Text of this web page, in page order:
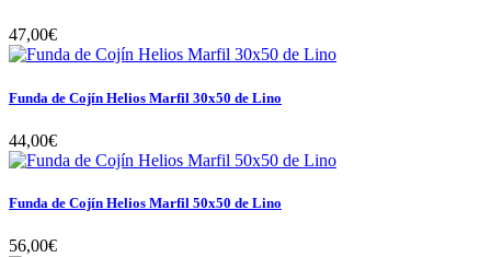
47,00€
Funda de Cojín Helios Marfil 30x50 de Lino
44,00€
Funda de Cojín Helios Marfil 50x50 de Lino
56,00€